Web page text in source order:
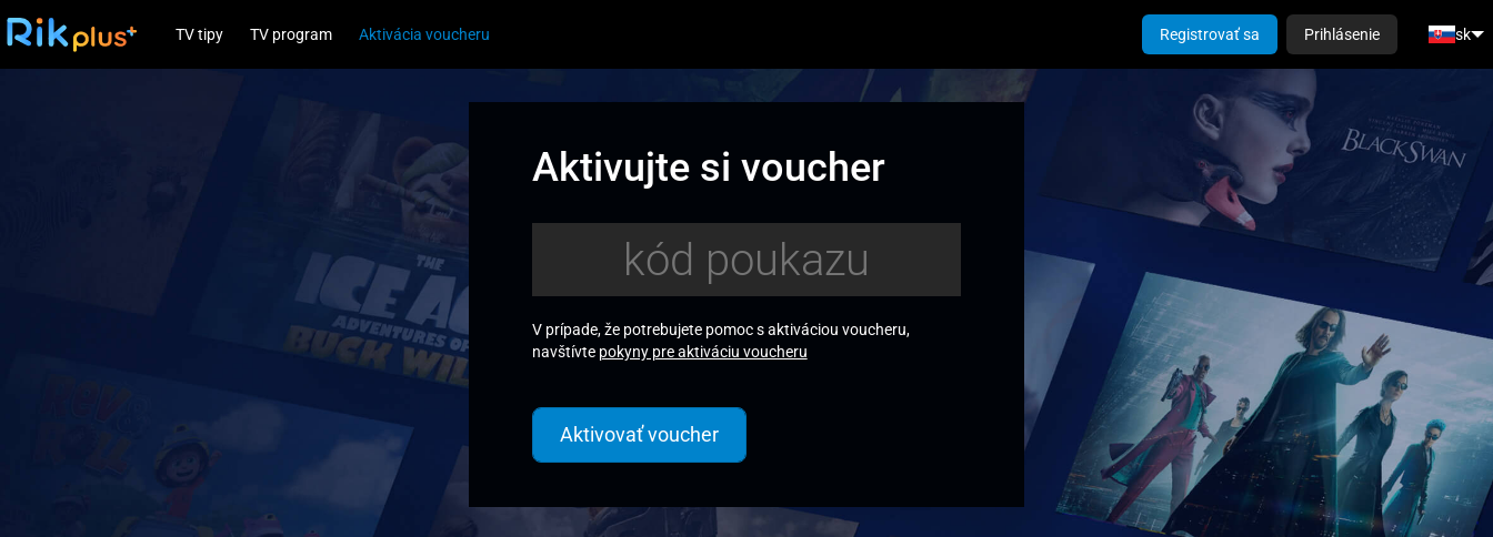
TV tipy TV program Aktivácia voucheru Registrovať sa Prihlásenie sk
Aktivujte si voucher
V prípade, že potrebujete pomoc s aktiváciou voucheru,
navštívte pokyny pre aktiváciu voucheru
Aktivovať voucher